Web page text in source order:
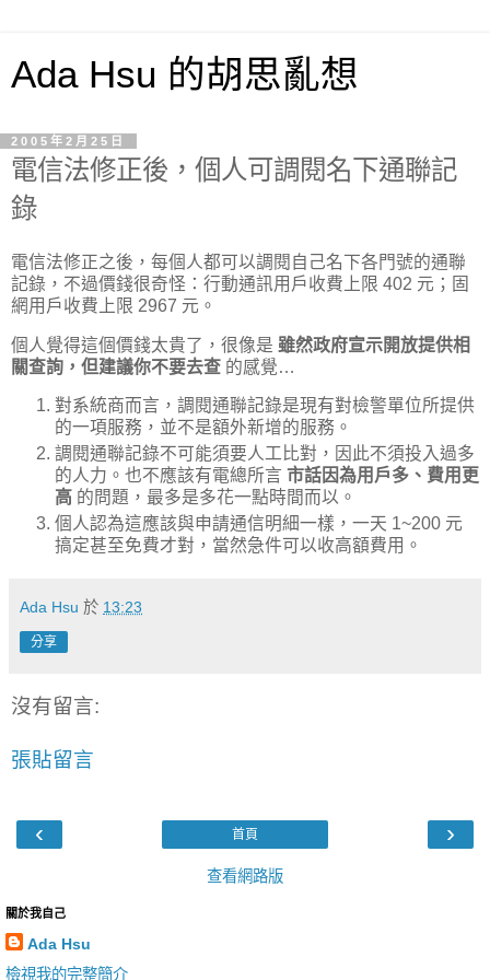
Ada Hsu 的胡思亂想
2005年2月25日
電信法修正後，個人可調閱名下通聯記
錄
電信法修正之後，每個人都可以調閱自己名下各門號的通聯
記錄，不過價錢很奇怪：行動通訊用戶收費上限 402 元；固
網用戶收費上限 2967 元。
個人覺得這個價錢太貴了，很像是 雖然政府宣示開放提供相
關查詢，但建議你不要去查 的感覺…
對系統商而言，調閱通聯記錄是現有對檢警單位所提供
的一項服務，並不是額外新增的服務。
調閱通聯記錄不可能須要人工比對，因此不須投入過多
的人力。也不應該有電總所言 市話因為用戶多、費用更
高 的問題，最多是多花一點時間而以。
個人認為這應該與申請通信明細一樣，一天 1~200 元
搞定甚至免費才對，當然急件可以收高額費用。
Ada Hsu 於 13:23
分享
沒有留言:
張貼留言
‹ ›
首頁
查看網路版
關於我自己
Ada Hsu
檢視我的完整簡介